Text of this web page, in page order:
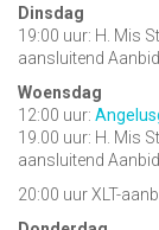
Dinsdag
19:00 uur: H. Mis
aansluitend
Woensdag
12:00 uur:
19.00 uur: H. Mis
aansluitend
20:00 uur XLT-